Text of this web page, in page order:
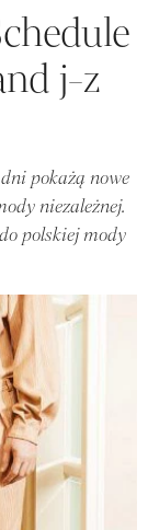
j-z
pokażą nowe
niezależnej.
polskiej mody